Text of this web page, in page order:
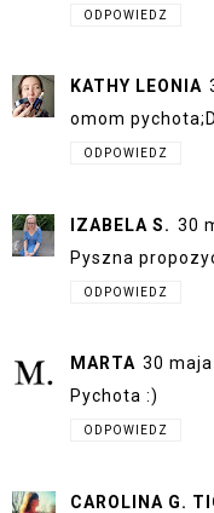
ODPOWIEDZ
KATHY LEONIA
omom pychota;D
ODPOWIEDZ
IZABELA S. 30
Pyszna
ODPOWIEDZ
MARTA 30
Pychota :)
ODPOWIEDZ
CAROLINA G.